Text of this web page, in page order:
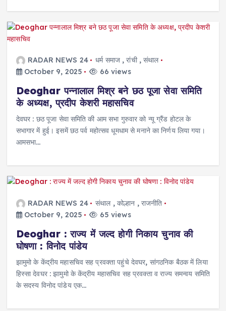
RADAR NEWS 24 धर्म समाज ,रांची,संथाल
October 9, 2025
66 views
Deoghar पन्नालाल मिश्र बने छठ पूजा सेवा समिति
के अध्यक्ष, प्रदीप केशरी महासचिव
देवघर : छठ पूजा सेवा समिति की आम सभा गुरुवार को न्यू ग्रैंड होटल के
सभागार में हुई। इसमें छठ पर्व महोत्सव धूमधाम से मनाने का निर्णय लिया गया।
आमसभा…
RADAR NEWS 24 संथाल,कोल्हान , राजनीति
October 9, 2025
65 views
Deoghar : राज्य में जल्द होगी निकाय चुनाव की
घोषणा : विनोद पांडेय
झामुमो के केंद्रीय महासचिव सह प्रवक्ता पहुंचे देवघर, सांगठनिक बैठक में लिया
हिस्सा देवघर : झामुमो के केंद्रीय महासचिव सह प्रवक्ता व राज्य समन्वय समिति
के सदस्य विनोद पांडेय एक…